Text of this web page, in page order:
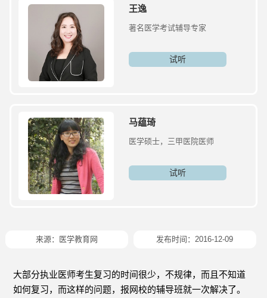
王逸
著名医学考试辅导专家
试听
马蕴琦
医学硕士，三甲医院医师
试听
来源： 医学教育网 发布时间：2016-12-09
大部分执业医师考生复习的时间很少，不规律，而且不知道
如何复习，而这样的问题，报网校的辅导班就一次解决了。